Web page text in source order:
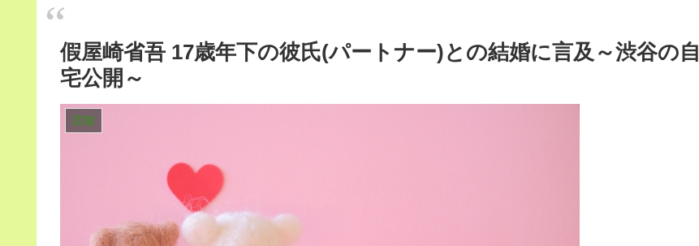
假屋崎省吾 17歳年下の彼氏(パートナー)との結婚に言及～渋谷の自
宅公開～
芸能